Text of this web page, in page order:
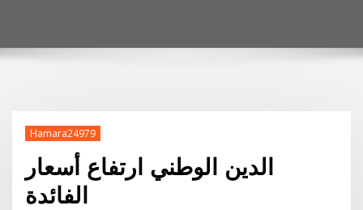
Hamara24979
الدين الوطني ارتفاع أسعار
الفائدة